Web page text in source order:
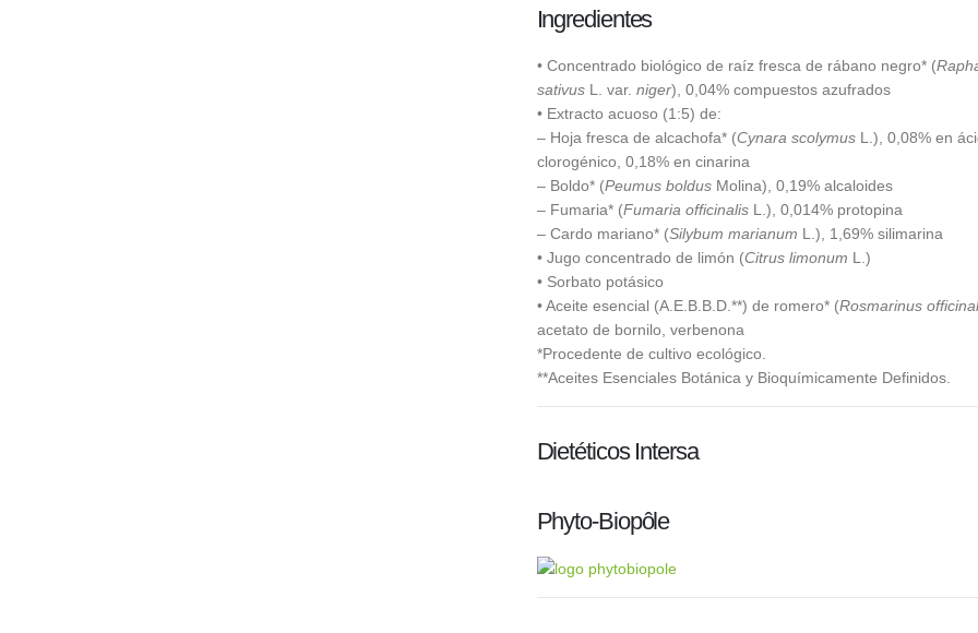
Ingredientes
• Concentrado biológico de raíz fresca de rábano negro* (
sativusL. var. niger), 0,04% compuestos azufrados
• Extracto acuoso (1:5) de:
– Hoja fresca de alcachofa* (Cynara scolymusL.), 0,08% en
clorogénico, 0,18% en cinarina
– Boldo* (Peumus boldusMolina), 0,19% alcaloides
– Fumaria* (Fumaria officinalisL.), 0,014% protopina
– Cardo mariano* (Silybum marianum L.), 1,69% silimarina
• Jugo concentrado de limón (Citrus limonum L.)
• Sorbato potásico
• Aceite esencial (A.E.B.B.D.**) de romero* (Rosmarinus
acetato de bornilo, verbenona
*Procedente de cultivo ecológico.
**Aceites Esenciales Botánica y Bioquímicamente Definidos.
Dietéticos Intersa
Phyto-Biopôle